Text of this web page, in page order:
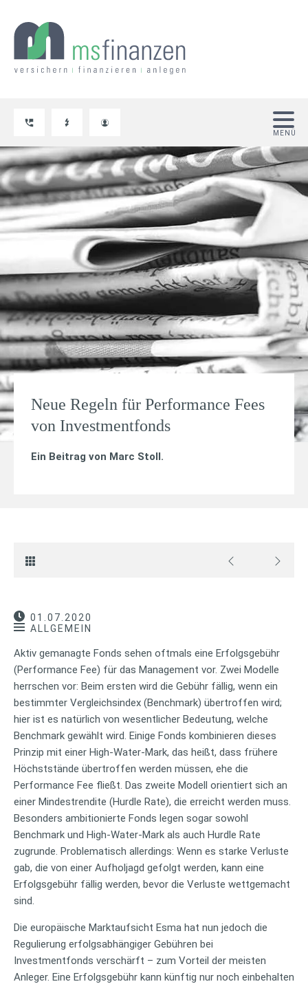
Neue Regeln für Performance Fees
von Investmentfonds
Ein Beitrag von Marc Stoll.
01.07.2020
ALLGEMEIN
Aktiv gemanagte Fonds sehen oftmals eine Erfolgsgebühr
(Performance Fee) für das Management vor. Zwei Modelle
herrschen vor: Beim ersten wird die Gebühr fällig, wenn ein
bestimmter Vergleichsindex (Benchmark) übertroffen wird;
hier ist es natürlich von wesentlicher Bedeutung, welche
Benchmark gewählt wird. Einige Fonds kombinieren dieses
Prinzip mit einer High-Water-Mark, das heißt, dass frühere
Höchststände übertroffen werden müssen, ehe die
Performance Fee fließt. Das zweite Modell orientiert sich an
einer Mindestrendite (Hurdle Rate), die erreicht werden muss.
Besonders ambitionierte Fonds legen sogar sowohl
Benchmark und High-Water-Mark als auch Hurdle Rate
zugrunde. Problematisch allerdings: Wenn es starke Verluste
gab, die von einer Aufholjagd gefolgt werden, kann eine
Erfolgsgebühr fällig werden, bevor die Verluste wettgemacht
sind.
Die europäische Marktaufsicht Esma hat nun jedoch die
Regulierung erfolgsabhängiger Gebühren bei
Investmentfonds verschärft – zum Vorteil der meisten
Anleger. Eine Erfolgsgebühr kann künftig nur noch einbehalten